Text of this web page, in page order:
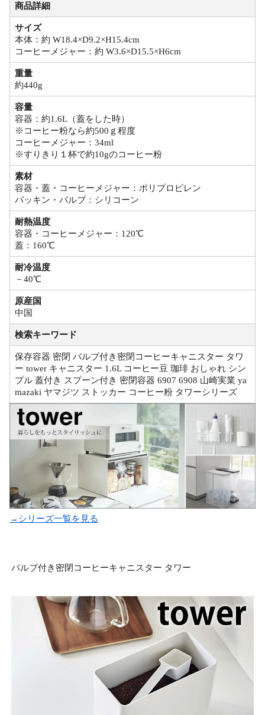
商品詳細
サイズ
本体：約 W18.4×D9.2×H15.4cm
コーヒーメジャー：約 W3.6×D15.5×H6cm
重量
約440g
容量
容器：約1.6L（蓋をした時）
※コーヒー粉なら約500ｇ程度
コーヒーメジャー：34ml
※すりきり１杯で約10gのコーヒー粉
素材
容器・蓋・コーヒーメジャー：ポリプロピレン
パッキン・バルブ：シリコーン
耐熱温度
容器・コーヒーメジャー：120℃
蓋：160℃
耐冷温度
－40℃
原産国
中国
検索キーワード
保存容器 密閉 バルブ付き密閉コーヒーキャニスター タワ
ー tower キャニスター 1.6L コーヒー豆 珈琲 おしゃれ シン
プル 蓋付き スプーン付き 密閉容器 6907 6908 山崎実業 ya
mazaki ヤマジツ ストッカー コーヒー粉 タワーシリーズ
→シリーズ一覧を見る
バルブ付き密閉コーヒーキャニスター タワー